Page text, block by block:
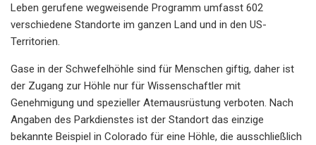
Leben gerufene wegweisende Programm umfasst 602
verschiedene Standorte im ganzen Land und in den US-
Territorien.
Gase in der Schwefelhöhle sind für Menschen giftig, daher ist
der Zugang zur Höhle nur für Wissenschaftler mit
Genehmigung und spezieller Atemausrüstung verboten. Nach
Angaben des Parkdienstes ist der Standort das einzige
bekannte Beispiel in Colorado für eine Höhle, die ausschließlich